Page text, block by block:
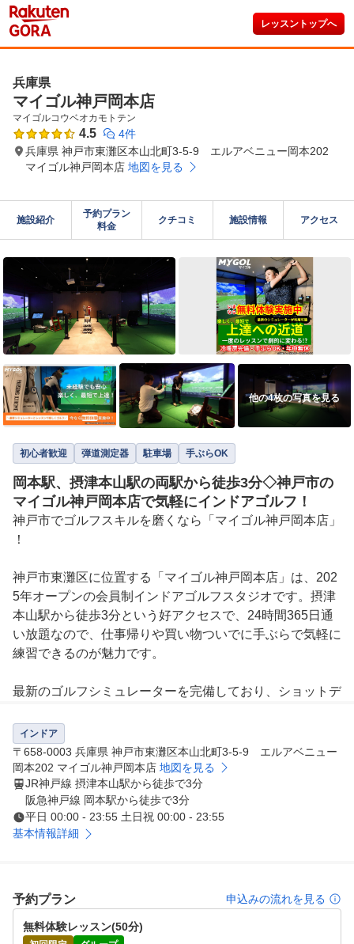
レッスントップへ
兵庫県
マイゴル神戸岡本店
マイゴルコウベオカモトテン
4.5
4件
兵庫県 神戸市東灘区本山北町3-5-9 エルアベニュー岡本202
マイゴル神戸岡本店 地図を見る
施設紹介
予約プラン
料金
クチコミ 施設情報 アクセス
他の4枚の写真を見る
初心者歓迎 弾道測定器 駐車場 手ぶらOK
岡本駅、摂津本山駅の両駅から徒歩3分◇神戸市の
マイゴル神戸岡本店で気軽にインドアゴルフ！
神戸市でゴルフスキルを磨くなら「マイゴル神戸岡本店」
！
神戸市東灘区に位置する「マイゴル神戸岡本店」は、202
5年オープンの会員制インドアゴルフスタジオです。摂津
本山駅から徒歩3分という好アクセスで、24時間365日通
い放題なので、仕事帰りや買い物ついでに手ぶらで気軽に
練習できるのが魅力です。
最新のゴルフシミュレーターを完備しており、ショットデ
者から上級者まで楽しめる「マイゴル」で、理想のゴルフ
スタイルを見つけてみませんか？
無料見学・体験受付中！！
インドア
〒658-0003 兵庫県 神戸市東灘区本山北町3-5-9 エルアベニュー
岡本202 マイゴル神戸岡本店 地図を見る
JR神戸線 摂津本山駅から徒歩で3分
阪急神戸線 岡本駅から徒歩で3分
平日 00:00 - 23:55 土日祝 00:00 - 23:55
基本情報詳細
予約プラン 申込みの流れを見る
無料体験レッスン(50分)